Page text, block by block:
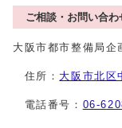
ご相談・お問い合わ
大阪市都市整備局企
住所： 大阪市北区
電話番号： 06-